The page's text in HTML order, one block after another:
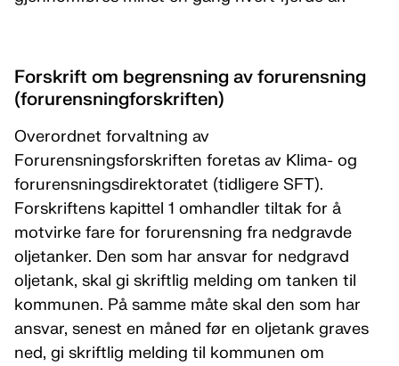
Forskrift om begrensning av forurensning
(forurensningforskriften)
Overordnet forvaltning av
Forurensningsforskriften foretas av Klima- og
forurensningsdirektoratet (tidligere SFT).
Forskriftens kapittel 1 omhandler tiltak for å
motvirke fare for forurensning fra nedgravde
oljetanker. Den som har ansvar for nedgravd
oljetank, skal gi skriftlig melding om tanken til
kommunen. På samme måte skal den som har
ansvar, senest en måned før en oljetank graves
ned, gi skriftlig melding til kommunen om